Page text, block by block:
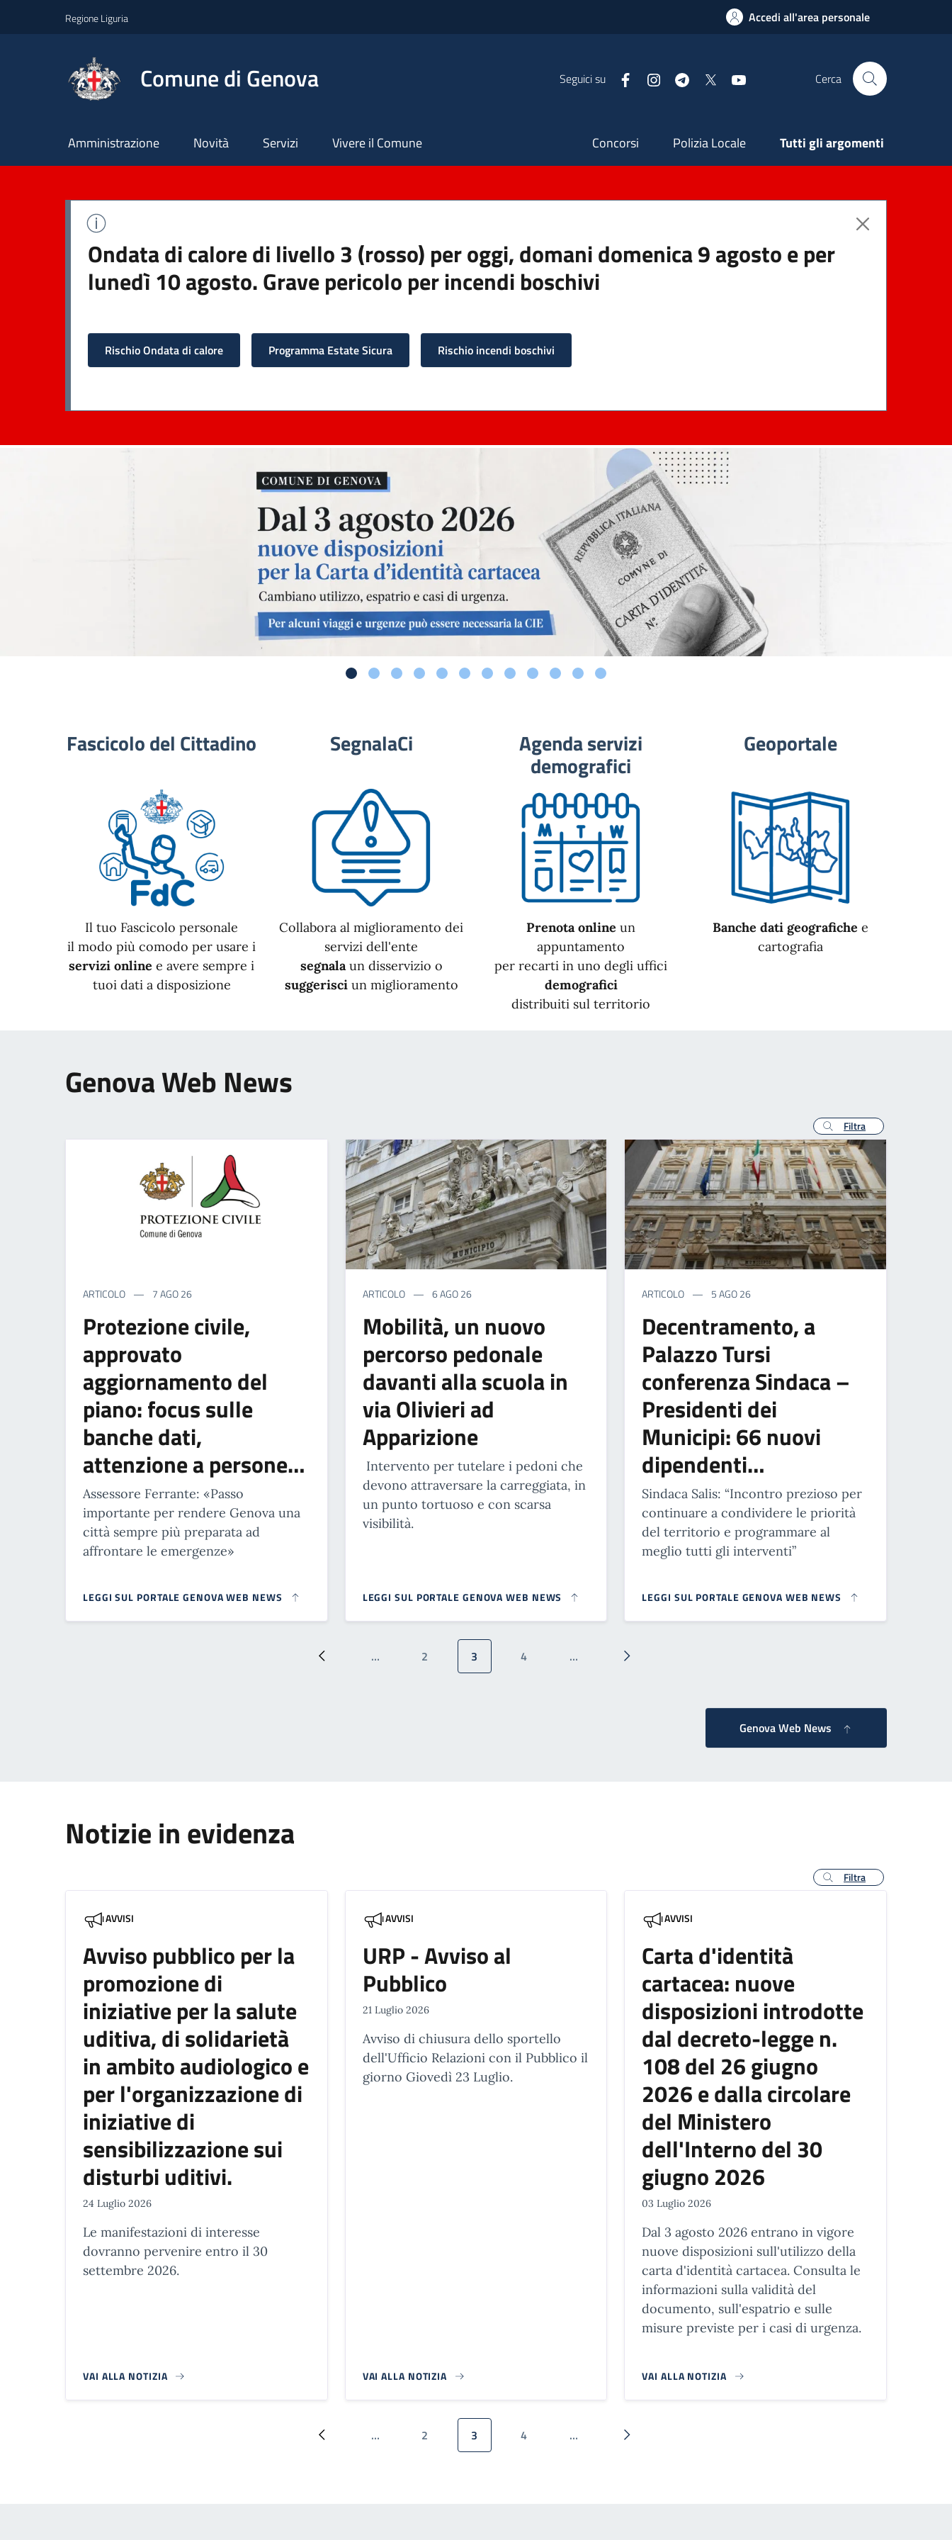
Regione Liguria Accedi all'area personale
Comune di Genova Seguici su FacebookInstagramTelegram Cerca
Principale
Amministrazione Novità Servizi Vivere il Comune Secondaria
Concorsi Polizia Locale Tutti gli argomenti
Ondata di calore di livello 3 (rosso) per oggi, domani domenica 9 agosto e per
lunedì 10 agosto. Grave pericolo per incendi boschivi
Rischio Ondata di calore Programma Estate Sicura Rischio incendi boschivi
Fascicolo del Cittadino
Il tuo Fascicolo personale
il modo più comodo per usare i
servizi online e avere sempre i
tuoi dati a disposizione
SegnalaCi
Collabora al miglioramento dei
servizi dell'ente
segnalaun disservizio o
suggerisciun miglioramento
Agenda servizi
demografici
Prenota online un
appuntamento
per recarti in uno degli uffici
demografici
distribuiti sul territorio
Geoportale
Banche dati geografiche e
cartografia
Genova Web News
Filtra
ARTICOLO 7 AGO 26
Protezione civile,
approvato
aggiornamento del
piano: focus sulle
banche dati,
attenzione a persone…
Assessore Ferrante: «Passo
importante per rendere Genova una
città sempre più preparata ad
affrontare le emergenze»
LEGGI SUL PORTALE GENOVA WEB NEWS
ARTICOLO 6 AGO 26
Mobilità, un nuovo
percorso pedonale
davanti alla scuola in
via Olivieri ad
Apparizione
Intervento per tutelare i pedoni che
devono attraversare la carreggiata, in
un punto tortuoso e con scarsa
visibilità.
LEGGI SUL PORTALE GENOVA WEB NEWS
ARTICOLO 5 AGO 26
Decentramento, a
Palazzo Tursi
conferenza Sindaca –
Presidenti dei
Municipi: 66 nuovi
dipendenti…
Sindaca Salis: “Incontro prezioso per
continuare a condividere le priorità
del territorio e programmare al
meglio tutti gli interventi”
LEGGI SUL PORTALE GENOVA WEB NEWS
Pagina precedente
… Pagina
2 Pagina attuale
3 Pagina
4 … Pagina successiva
Genova Web News
Notizie in evidenza
Filtra
AVVISI
Avviso pubblico per la
promozione di
iniziative per la salute
uditiva, di solidarietà
in ambito audiologico e
per l'organizzazione di
iniziative di
sensibilizzazione sui
disturbi uditivi.
24 Luglio 2026
Le manifestazioni di interesse
dovranno pervenire entro il 30
settembre 2026.
VAI ALLA NOTIZIA
AVVISI
URP - Avviso al
Pubblico
21 Luglio 2026
Avviso di chiusura dello sportello
dell'Ufficio Relazioni con il Pubblico il
giorno Giovedì 23 Luglio.
VAI ALLA NOTIZIA
AVVISI
Carta d'identità
cartacea: nuove
disposizioni introdotte
dal decreto-legge n.
108 del 26 giugno
2026 e dalla circolare
del Ministero
dell'Interno del 30
giugno 2026
03 Luglio 2026
Dal 3 agosto 2026 entrano in vigore
nuove disposizioni sull'utilizzo della
carta d'identità cartacea. Consulta le
informazioni sulla validità del
documento, sull'espatrio e sulle
misure previste per i casi di urgenza.
VAI ALLA NOTIZIA
Pagina precedente
… Pagina
2 Pagina attuale
3 Pagina
4 … Pagina successiva